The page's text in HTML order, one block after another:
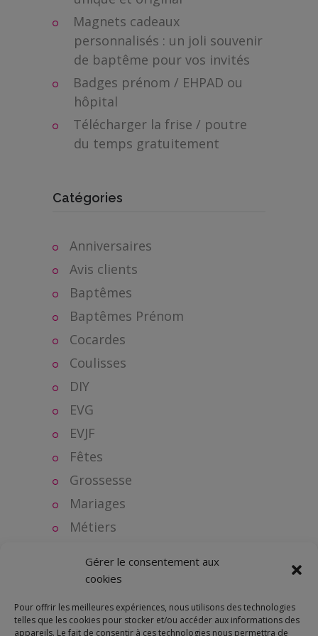
Gérer le consentement aux
cookies
Pour offrir les meilleures expériences, nous utilisons des technologies
telles que les cookies pour stocker et/ou accéder aux informations des
appareils. Le fait de consentir à ces technologies nous permettra de
Magnets cadeaux
personnalisés : un joli souvenir
de baptême pour vos invités
Badges prénom / EHPAD ou
hôpital
Télécharger la frise / poutre
du temps gratuitement
Catégories
Anniversaires
Avis clients
Baptêmes
Baptêmes Prénom
Cocardes
Coulisses
DIY
EVG
EVJF
Fêtes
Grossesse
Mariages
Métiers
Objets personnalisés
Séries